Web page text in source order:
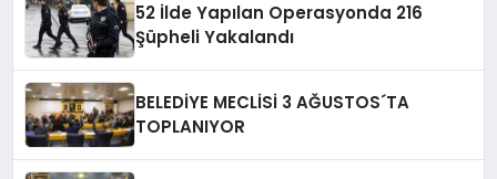
52 İlde Yapılan Operasyonda 216
Şüpheli Yakalandı
BELEDİYE MECLİSİ 3 AĞUSTOS´TA
TOPLANIYOR